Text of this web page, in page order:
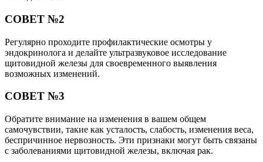
СОВЕТ №2
Регулярно проходите профилактические осмотры у
эндокринолога и делайте ультразвуковое исследование
щитовидной железы для своевременного выявления
возможных изменений.
СОВЕТ №3
Обратите внимание на изменения в вашем общем
самочувствии, такие как усталость, слабость, изменения веса,
беспричинное нервозность. Эти признаки могут быть связаны
с заболеваниями щитовидной железы, включая рак.